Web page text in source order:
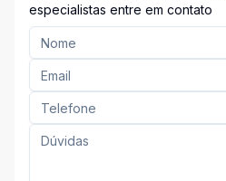
especialistas entre em contato